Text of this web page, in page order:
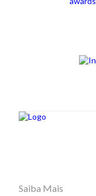
Saiba Mais